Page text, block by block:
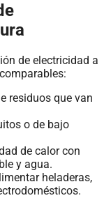
de electricidad a
residuos que van
o de bajo
de calor con
y agua.
heladeras,